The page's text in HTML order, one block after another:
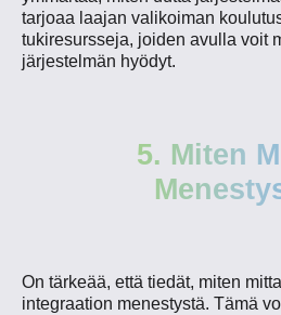
tarjoaa laajan valikoiman
tukiresursseja, joiden avulla voit
järjestelmän hyödyt.
5. Miten
On tärkeää, että tiedät, miten
integraation menestystä. Tämä